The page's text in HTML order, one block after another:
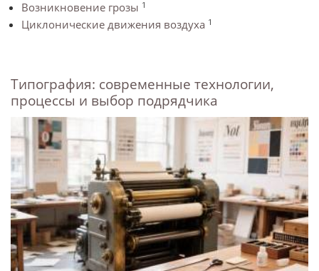
Возникновение грозы 1
Циклонические движения воздуха 1
Типография: современные технологии,
процессы и выбор подрядчика